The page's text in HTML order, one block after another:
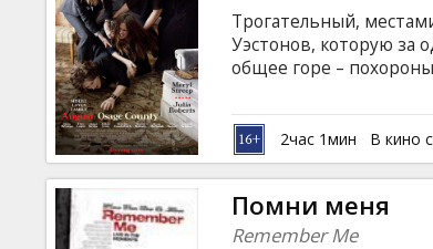
Трогательный,
Уэстонов, которую за
общее горе –
родственников
накаляют давние
комедия «Август» -
написанной им в 2007
2час 1мин В кино
Помни меня
Remember Me